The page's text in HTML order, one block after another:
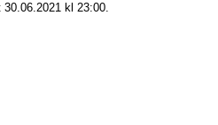
kl 23:00.